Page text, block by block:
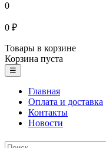
0
0 ₽
Товары в корзине
Корзина пуста
☰
Главная
Оплата и доставка
Контакты
Новости